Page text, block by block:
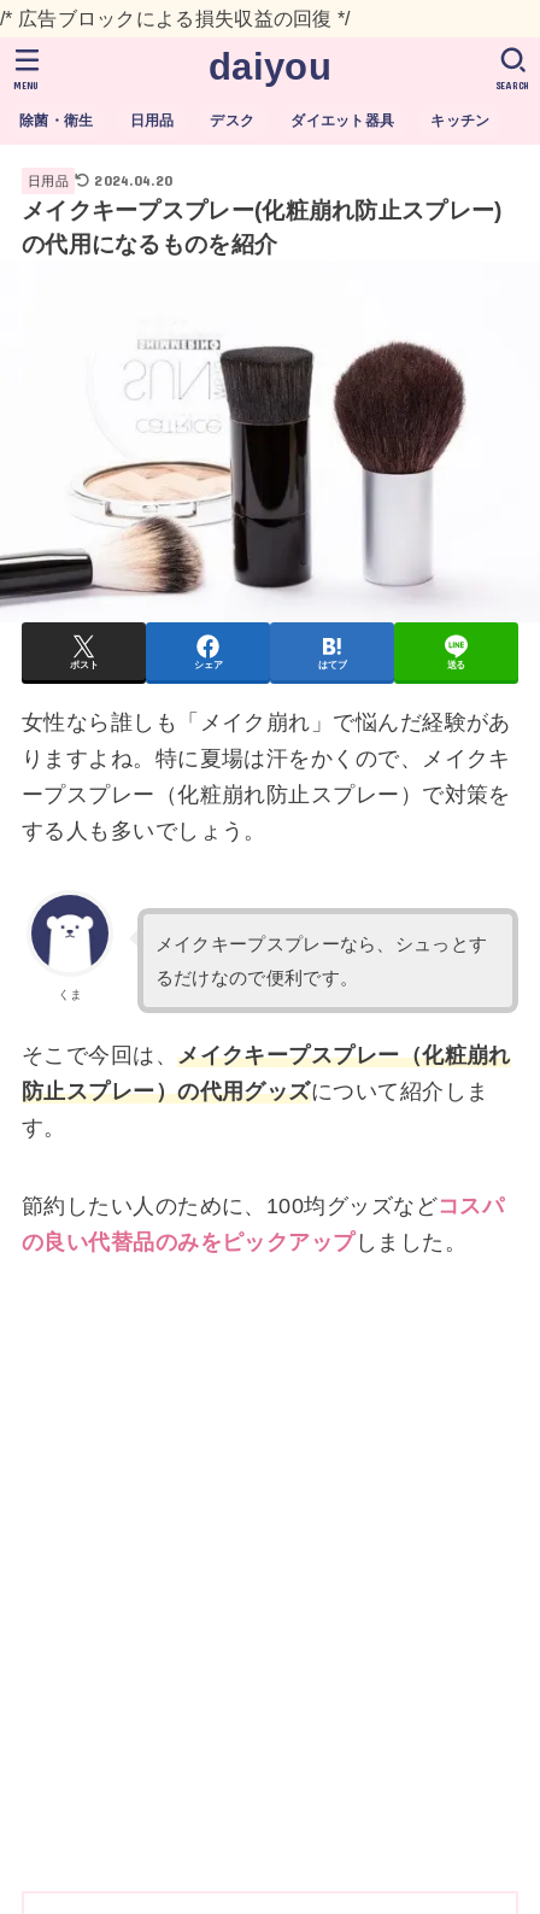
/* 広告ブロックによる損失収益の回復 */
daiyou
除菌・衛生 日用品 デスク ダイエット器具 キッチン
SEARCH
MENU
日用品 2024.04.20
メイクキープスプレー(化粧崩れ防止スプレー)
の代用になるものを紹介
ポスト シェア はてブ 送る
女性なら誰しも「メイク崩れ」で悩んだ経験があ
りますよね。特に夏場は汗をかくので、メイクキ
ープスプレー（化粧崩れ防止スプレー）で対策を
する人も多いでしょう。
くま
メイクキープスプレーなら、シュっとす
るだけなので便利です。
そこで今回は、メイクキープスプレー（化粧崩れ
防止スプレー）の代用グッズについて紹介しま
す。
節約したい人のために、100均グッズなどコスパ
の良い代替品のみをピックアップしました。